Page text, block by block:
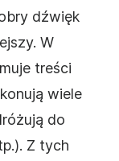
dźwięk
W
treści
wiele
do
Z tych